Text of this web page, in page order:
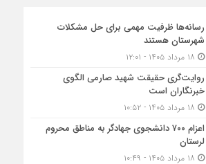
رسانه‌ها ظرفیت مهمی برای حل مشکلات
شهرستان هستند
روایت‌گری حقیقت شهید صارمی الگوی
خبرنگاران است
اعزام ۷۰۰ دانشجوی جهادگر به مناطق محروم
لرستان